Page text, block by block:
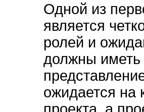
Одной из
является
ролей и
должны иметь
ожидается на